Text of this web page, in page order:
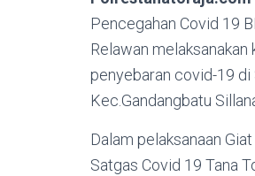
Pencegahan Covid 19
Relawan
penyebaran covid-19 di
Kec.Gandangbatu
Dalam pelaksanaan
Satgas Covid 19 Tana